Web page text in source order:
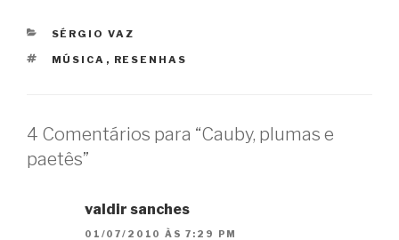
CATEGORIAS
SÉRGIO VAZ
TAGS
MÚSICA , RESENHAS
4 Comentários para “Cauby, plumas e
paetês”
valdir sanches
01/07/2010 ÀS 7:29 PM